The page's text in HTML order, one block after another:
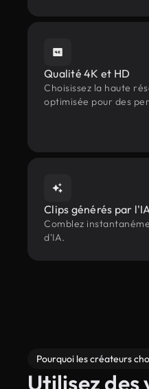
Qualité 4K et HD
Choisissez la haute
optimisée pour des
Clips générés par
Comblez
d'IA.
Pourquoi les créateurs
Utilisez des